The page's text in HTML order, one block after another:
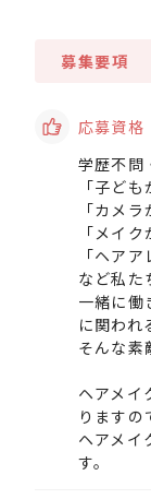
募集要項
応募資格
学歴不問
「子ども
「カメラ
「メイク
「ヘア
など私た
一緒に働
に関われ
そんな素
ヘアメイ
りますの
ヘアメイ
す。